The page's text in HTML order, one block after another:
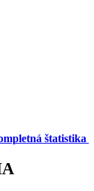
štatistika